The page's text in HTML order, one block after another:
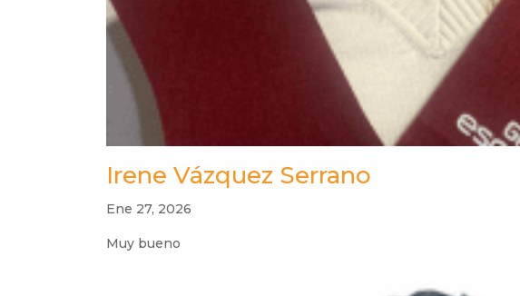
Irene Vázquez Serrano
Ene 27, 2026
Muy bueno